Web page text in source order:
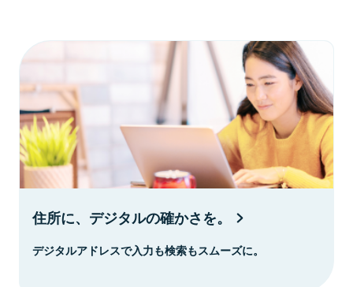
住所に、デジタルの確かさを。
デジタルアドレスで入力も検索もスムーズに。